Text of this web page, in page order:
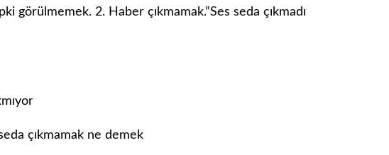
görülmemek. 2. Haber çıkmamak.”Ses seda çıkmadı
çıkmamak ne demek